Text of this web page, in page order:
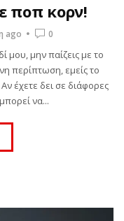
ποπ κορν!
ago 0
μου, μην παίζεις με το
περίπτωση, εμείς το
έχετε δει σε διάφορες
να...